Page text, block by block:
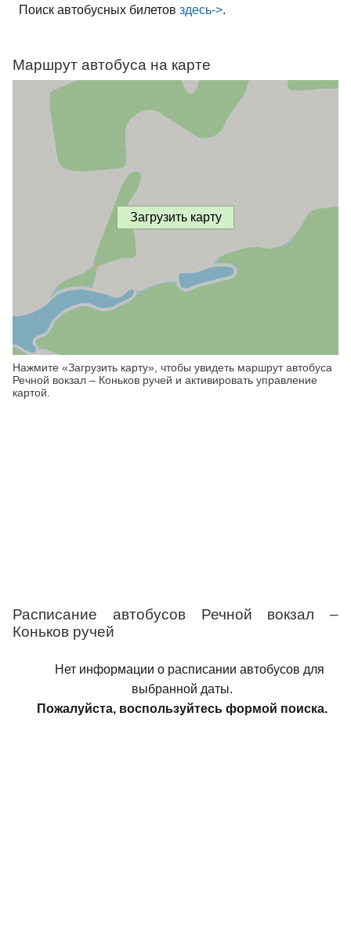
Поиск автобусных билетов здесь->.
Маршрут автобуса на карте
Загрузить карту
Нажмите «Загрузить карту», чтобы увидеть маршрут автобуса
Речной вокзал – Коньков ручей и активировать управление
картой.
Расписание автобусов Речной вокзал –
Коньков ручей
Нет информации о расписании автобусов для
выбранной даты.
Пожалуйста, воспользуйтесь формой поиска.